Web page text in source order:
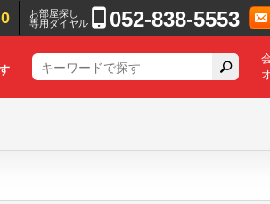
0
お部屋探し
専用ダイヤル
052-838-5553